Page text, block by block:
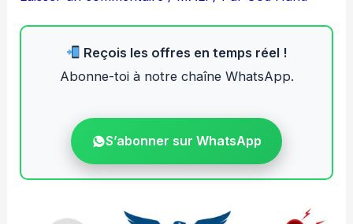
Reçois les offres en temps réel !
Abonne-toi à notre chaîne WhatsApp.
S’abonner sur WhatsApp